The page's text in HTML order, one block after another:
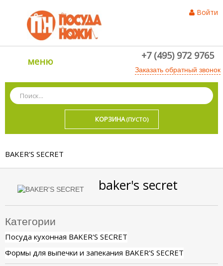
Войти
меню +7 (495) 972 9765
Заказать обратный звонок
КОРЗИНА (ПУСТО)
BAKER'S SECRET
baker's secret
Категории
Посуда кухонная BAKER'S SECRET
Формы для выпечки и запекания BAKER'S SECRET